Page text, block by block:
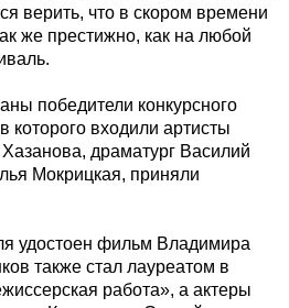
верить, что в скором времени
же престижно, как на любой
победители конкурсного
которого входили артисты
драматург Василий
Мокрицкая, приняли
удостоен фильм Владимира
также стал лауреатом в
работа», а актеры